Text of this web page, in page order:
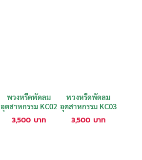
พวงหรีดพัดลม
อุตสาหกรรม KC02
3,500 บาท
พวงหรีดพัดลม
อุตสาหกรรม KC03
3,500 บาท